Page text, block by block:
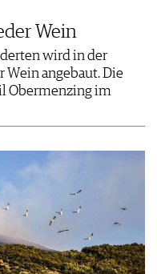
Wein
wird in der
angebaut. Die
Obermenzing im